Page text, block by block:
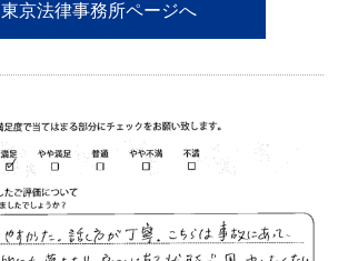
東京法律事務所ページへ